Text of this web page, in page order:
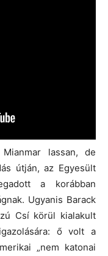
lassan, de
útján, az Egyesült
a korábban
Ugyanis Barack
Csí körül kialakult
ő volt a
„nem katonai